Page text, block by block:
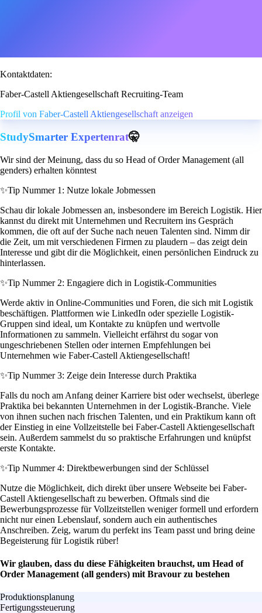
Kontaktdaten:
Faber-Castell Aktiengesellschaft Recruiting-Team
Profil von Faber-Castell Aktiengesellschaft anzeigen
StudySmarter Expertenrat🤫
Wir sind der Meinung, dass du so Head of Order Management (all
genders) erhalten könntest
✨Tip Nummer 1: Nutze lokale Jobmessen
Schau dir lokale Jobmessen an, insbesondere im Bereich Logistik. Hier
kannst du direkt mit Unternehmen und Recruitern ins Gespräch
kommen, die oft auf der Suche nach neuen Talenten sind. Nimm dir
die Zeit, um mit verschiedenen Firmen zu plaudern – das zeigt dein
Interesse und gibt dir die Möglichkeit, einen persönlichen Eindruck zu
hinterlassen.
✨Tip Nummer 2: Engagiere dich in Logistik-Communities
Werde aktiv in Online-Communities und Foren, die sich mit Logistik
beschäftigen. Plattformen wie LinkedIn oder spezielle Logistik-
Gruppen sind ideal, um Kontakte zu knüpfen und wertvolle
Informationen zu sammeln. Vielleicht erfährst du sogar von
ungeschriebenen Stellen oder internen Empfehlungen bei
Unternehmen wie Faber-Castell Aktiengesellschaft!
✨Tip Nummer 3: Zeige dein Interesse durch Praktika
Falls du noch am Anfang deiner Karriere bist oder wechselst, überlege
Praktika bei bekannten Unternehmen in der Logistik-Branche. Viele
von ihnen suchen nach frischen Talenten, und ein Praktikum kann oft
der Einstieg in eine Vollzeitstelle bei Faber-Castell Aktiengesellschaft
sein. Außerdem sammelst du so praktische Erfahrungen und knüpfst
erste Kontakte.
✨Tip Nummer 4: Direktbewerbungen sind der Schlüssel
Nutze die Möglichkeit, dich direkt über unsere Webseite bei Faber-
Castell Aktiengesellschaft zu bewerben. Oftmals sind die
Bewerbungsprozesse für Vollzeitstellen weniger formell und erfordern
nicht nur einen Lebenslauf, sondern auch ein authentisches
Anschreiben. Zeig, warum du perfekt ins Team passt und bring deine
Begeisterung für Logistik rüber!
Wir glauben, dass du diese Fähigkeiten brauchst, um Head of
Order Management (all genders) mit Bravour zu bestehen
Produktionsplanung
Fertigungssteuerung